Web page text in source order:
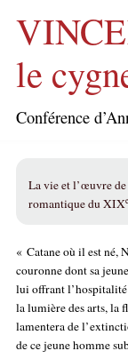
le
Conférence
La vie et l’œuvre
romantique du XIXe
« Catane où il est né,
couronne dont sa
lui offrant l’hospitalité
la lumière des arts, la
lamentera de
de ce jeune homme